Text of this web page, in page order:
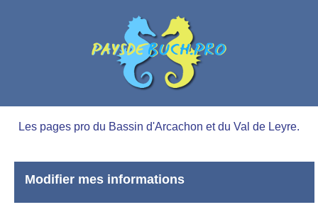
Les pages pro du Bassin d'Arcachon et du Val de Leyre.
Modifier mes informations